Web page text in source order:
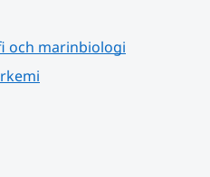
och marinbiologi